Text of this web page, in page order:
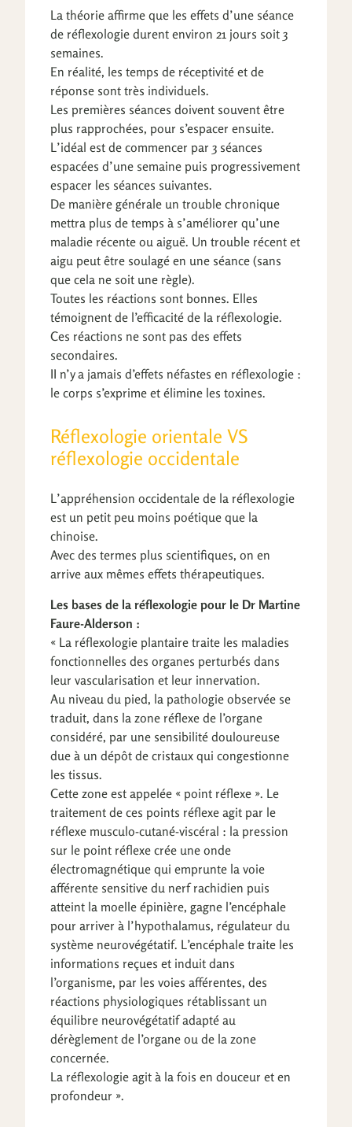
La théorie affirme que les effets d’une séance
de réflexologie durent environ 21 jours soit 3
semaines.
En réalité, les temps de réceptivité et de
réponse sont très individuels.
Les premières séances doivent souvent être
plus rapprochées, pour s’espacer ensuite.
L’idéal est de commencer par 3 séances
espacées d’une semaine puis progressivement
espacer les séances suivantes.
De manière générale un trouble chronique
mettra plus de temps à s’améliorer qu’une
maladie récente ou aiguë. Un trouble récent et
aigu peut être soulagé en une séance (sans
que cela ne soit une règle).
Toutes les réactions sont bonnes. Elles
témoignent de l’efficacité de la réflexologie.
Ces réactions ne sont pas des effets
secondaires.
II n’y a jamais d’effets néfastes en réflexologie :
le corps s’exprime et élimine les toxines.
Réflexologie orientale VS
réflexologie occidentale
L’appréhension occidentale de la réflexologie
est un petit peu moins poétique que la
chinoise.
Avec des termes plus scientifiques, on en
arrive aux mêmes effets thérapeutiques.
Les bases de la réflexologie pour le Dr Martine
Faure-Alderson :
« La réflexologie plantaire traite les maladies
fonctionnelles des organes perturbés dans
leur vascularisation et leur innervation.
Au niveau du pied, la pathologie observée se
traduit, dans la zone réflexe de l’organe
considéré, par une sensibilité douloureuse
due à un dépôt de cristaux qui congestionne
les tissus.
Cette zone est appelée « point réflexe ». Le
traitement de ces points réflexe agit par le
réflexe musculo-cutané-viscéral : la pression
sur le point réflexe crée une onde
électromagnétique qui emprunte la voie
afférente sensitive du nerf rachidien puis
atteint la moelle épinière, gagne l’encéphale
pour arriver à l’hypothalamus, régulateur du
système neurovégétatif. L’encéphale traite les
informations reçues et induit dans
l’organisme, par les voies afférentes, des
réactions physiologiques rétablissant un
équilibre neurovégétatif adapté au
dérèglement de l’organe ou de la zone
concernée.
La réflexologie agit à la fois en douceur et en
profondeur ».